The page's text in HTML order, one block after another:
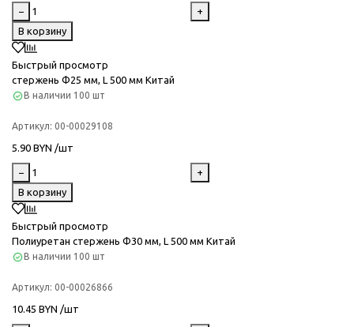
−
+
В корзину
Быстрый просмотр
стержень Ф25 мм, L 500 мм Китай
В наличии 100 шт
Артикул: 00-00029108
5.90 BYN /шт
−
+
В корзину
Быстрый просмотр
Полиуретан стержень Ф30 мм, L 500 мм Китай
В наличии 100 шт
Артикул: 00-00026866
10.45 BYN /шт